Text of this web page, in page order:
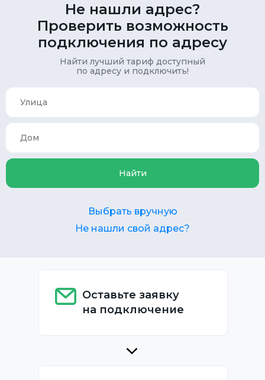
Не нашли адрес?
Проверить возможность
подключения по адресу
Найти лучший тариф доступный
по адресу и подключить!
Найти
Выбрать вручную
Не нашли свой адрес?
Оставьте заявку
на подключение